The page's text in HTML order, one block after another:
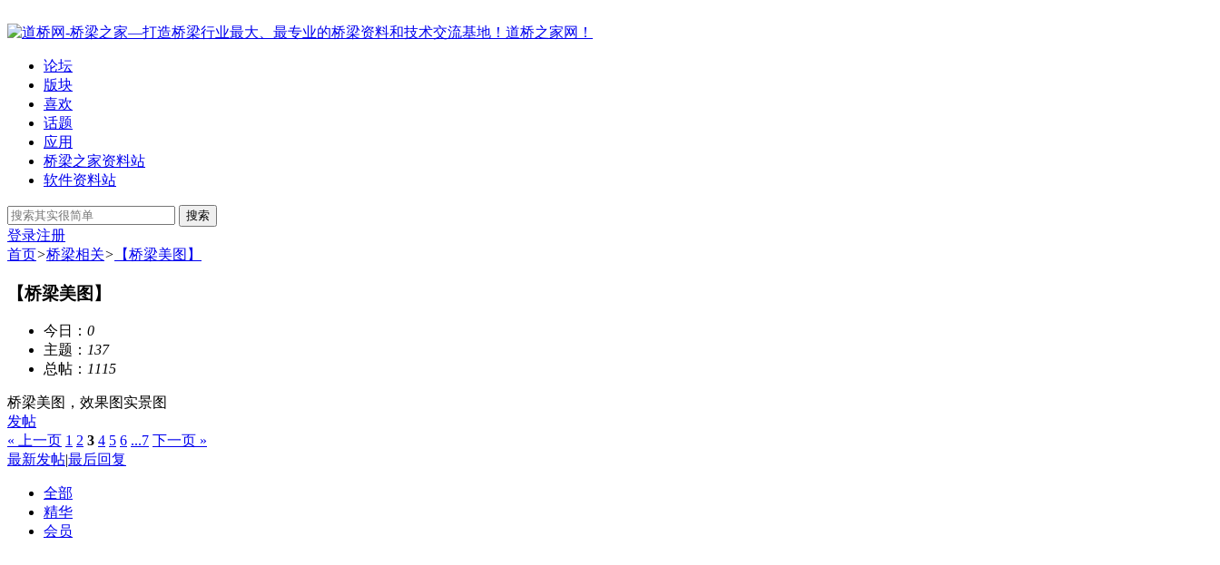
论坛
版块
喜欢
话题
应用
桥梁之家资料站
软件资料站
搜索
登录注册
首页>桥梁相关> 【桥梁美图】
【桥梁美图】
今日： 0
主题： 137
总帖： 1115
桥梁美图，效果图实景图
发帖
« 上一页 1 2 3 4 5 6 ...7 下一页 »
最新发帖|最后回复
全部
精华
会员